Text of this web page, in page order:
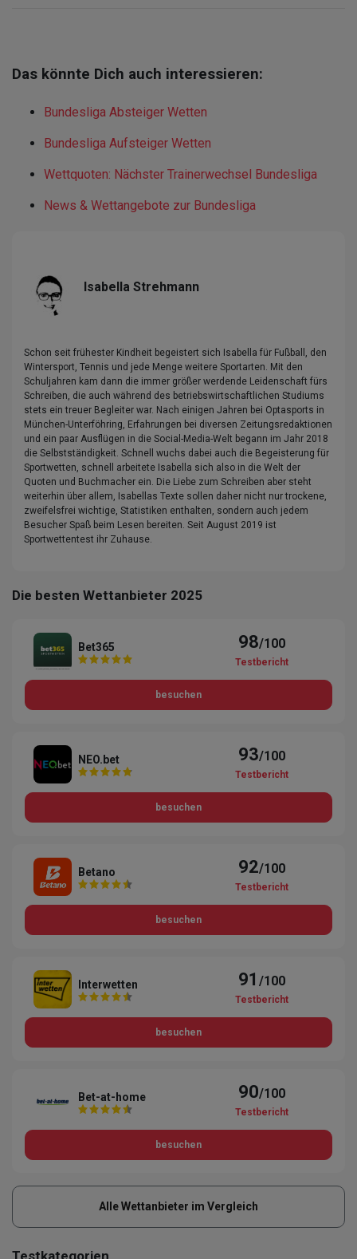
Das könnte Dich auch interessieren:
Bundesliga Absteiger Wetten
Bundesliga Aufsteiger Wetten
Wettquoten: Nächster Trainerwechsel Bundesliga
News & Wettangebote zur Bundesliga
Isabella Strehmann
Schon seit frühester Kindheit begeistert sich Isabella für Fußball, den
Wintersport, Tennis und jede Menge weitere Sportarten. Mit den
Schuljahren kam dann die immer größer werdende Leidenschaft fürs
Schreiben, die auch während des betriebswirtschaftlichen Studiums
stets ein treuer Begleiter war. Nach einigen Jahren bei Optasports in
München-Unterföhring, Erfahrungen bei diversen Zeitungsredaktionen
und ein paar Ausflügen in die Social-Media-Welt begann im Jahr 2018
die Selbstständigkeit. Schnell wuchs dabei auch die Begeisterung für
Sportwetten, schnell arbeitete Isabella sich also in die Welt der
Quoten und Buchmacher ein. Die Liebe zum Schreiben aber steht
weiterhin über allem, Isabellas Texte sollen daher nicht nur trockene,
zweifelsfrei wichtige, Statistiken enthalten, sondern auch jedem
Besucher Spaß beim Lesen bereiten. Seit August 2019 ist
Sportwettentest ihr Zuhause.
Die besten Wettanbieter 2025
Bet365 98/100
Testbericht
besuchen
NEO.bet 93/100
Testbericht
besuchen
Betano 92/100
Testbericht
besuchen
Interwetten 91/100
Testbericht
besuchen
Bet-at-home 90/100
Testbericht
besuchen
Alle Wettanbieter im Vergleich